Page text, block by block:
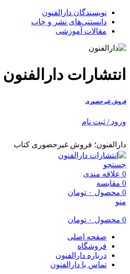
نویسندگان دارالفنون
دانستنی‌های نشر و چاپ
مقالات آموزشی
انتشارات دارالفنون
فروش غیرحضوری
ورود / ثبت نام
دارالفنون؛ فروش غیرحضوری کتاب
جستجو
0 علاقه مندی
0 مقایسه
0 محصول
تومان
منو
0 محصول تومان
صفحه اصلی
فروشگاه
درباره دارالفنون
تماس با دارالفنون